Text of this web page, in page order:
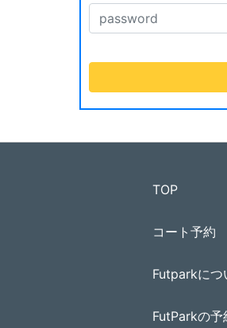
TOP
コート予約
Futparkにつ
FutParkの予